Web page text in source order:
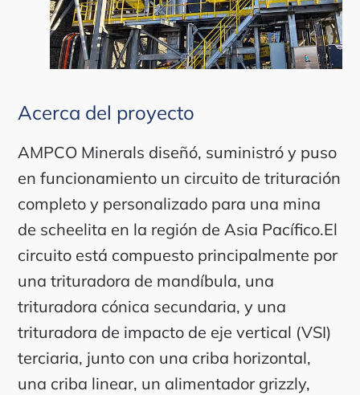
Acerca del proyecto
AMPCO Minerals diseñó, suministró y puso
en funcionamiento un circuito de trituración
completo y personalizado para una mina
de scheelita en la región de Asia Pacífico.El
circuito está compuesto principalmente por
una trituradora de mandíbula, una
trituradora cónica secundaria, y una
trituradora de impacto de eje vertical (VSI)
terciaria, junto con una criba horizontal,
una criba linear, un alimentador grizzly,